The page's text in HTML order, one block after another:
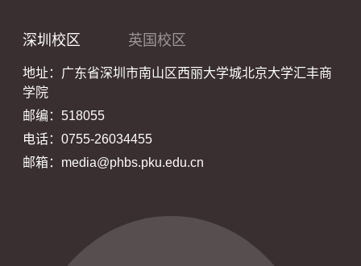
深圳校区 英国校区
地址：广东省深圳市南山区西丽大学城北京大学汇丰商
学院
邮编：518055
电话：0755-26034455
邮箱：media@phbs.pku.edu.cn